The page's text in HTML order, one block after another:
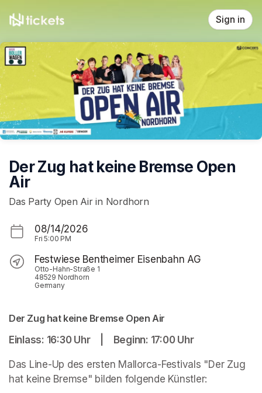
Sign in
Der Zug hat keine Bremse Open
Air
Das Party Open Air in Nordhorn
08/14/2026
Fri 5:00 PM
Festwiese Bentheimer Eisenbahn AG
Otto-Hahn-Straße 1
48529 Nordhorn
Germany
Der Zug hat keine Bremse Open Air
Einlass: 16:30 Uhr | Beginn: 17:00 Uhr
Das Line-Up des ersten Mallorca-Festivals "Der Zug
hat keine Bremse" bilden folgende Künstler: